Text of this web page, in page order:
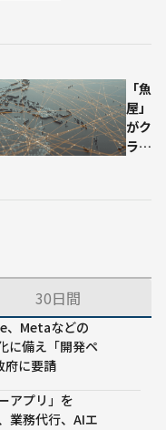
類
を
超
「魚
屋」
がク
ラウ
「ク
ド実
30日間
Metaなどの
に備え「開発ペ
府に要請
アプリ」を
業務代行、AIエ